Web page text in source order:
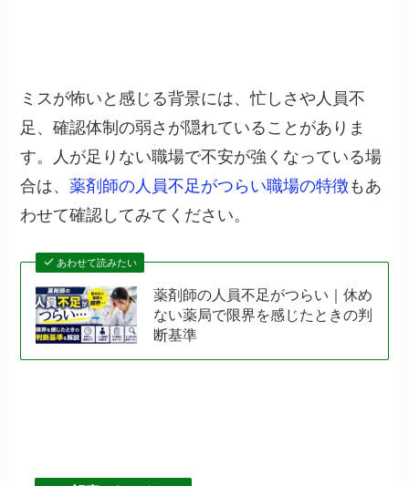
ミスが怖いと感じる背景には、忙しさや人員不
足、確認体制の弱さが隠れていることがありま
す。人が足りない職場で不安が強くなっている場
合は、薬剤師の人員不足がつらい職場の特徴 もあ
わせて確認してみてください。
あわせて読みたい
薬剤師の人員不足がつらい｜休め
ない薬局で限界を感じたときの判
断基準